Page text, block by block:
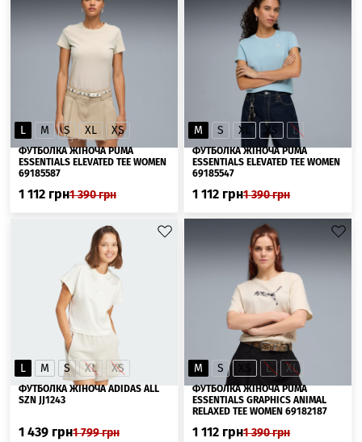
L M S XL XS
ФУТБОЛКА ЖІНОЧА PUMA
ESSENTIALS ELEVATED TEE WOMEN
69185587
1 112 грн1 390грн
M S XL XS L
ФУТБОЛКА ЖІНОЧА PUMA
ESSENTIALS ELEVATED TEE WOMEN
69185547
1 112 грн1 390грн
L M S XL XS
ФУТБОЛКА ЖІНОЧА ADIDAS ALL
SZN JJ1243
1 439 грн1 799грн
M S XS L XL
ФУТБОЛКА ЖІНОЧА PUMA
ESSENTIALS GRAPHICS ANIMAL
RELAXED TEE WOMEN 69182187
1 112 грн1 390грн